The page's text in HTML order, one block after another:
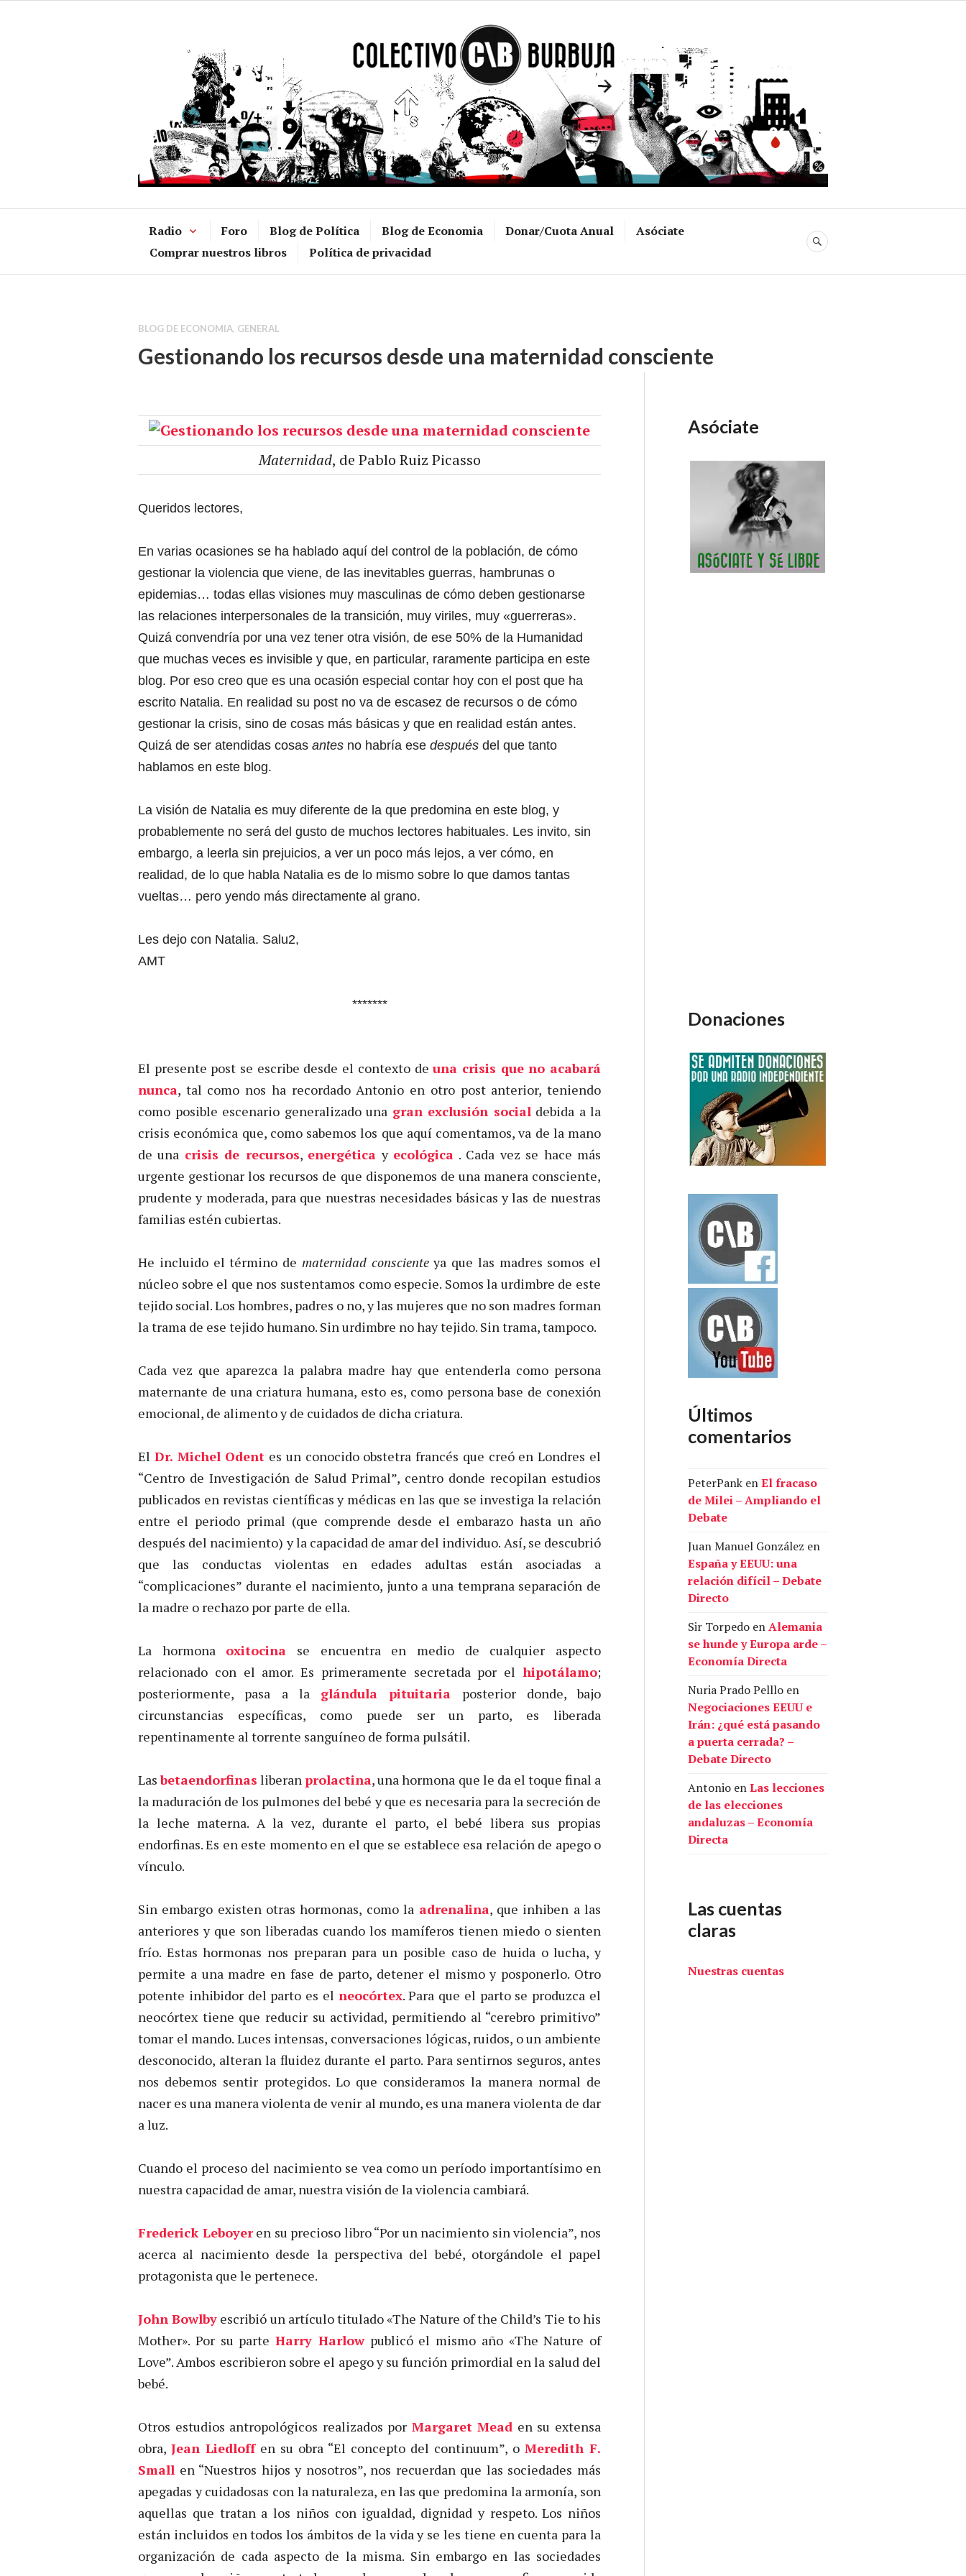
Radio Foro Blog de Política Blog de Economia Donar/Cuota Anual
Asóciate
Comprar nuestros libros
Política de privacidad
BUSCAR
BLOG DE ECONOMIA, GENERAL
Gestionando los recursos desde una maternidad consciente
Maternidad, de Pablo Ruiz Picasso
Queridos lectores,
En varias ocasiones se ha hablado aquí del control de la población, de cómo
gestionar la violencia que viene, de las inevitables guerras, hambrunas o
epidemias… todas ellas visiones muy masculinas de cómo deben gestionarse
las relaciones interpersonales de la transición, muy viriles, muy «guerreras».
Quizá convendría por una vez tener otra visión, de ese 50% de la Humanidad
que muchas veces es invisible y que, en particular, raramente participa en este
blog. Por eso creo que es una ocasión especial contar hoy con el post que ha
escrito Natalia. En realidad su post no va de escasez de recursos o de cómo
gestionar la crisis, sino de cosas más básicas y que en realidad están antes.
Quizá de ser atendidas cosas antes no habría ese después del que tanto
hablamos en este blog.
La visión de Natalia es muy diferente de la que predomina en este blog, y
probablemente no será del gusto de muchos lectores habituales. Les invito, sin
embargo, a leerla sin prejuicios, a ver un poco más lejos, a ver cómo, en
realidad, de lo que habla Natalia es de lo mismo sobre lo que damos tantas
vueltas… pero yendo más directamente al grano.
Les dejo con Natalia. Salu2,
AMT
*******
El presente post se escribe desde el contexto deuna crisis que no acabará
nunca, tal como nos ha recordado Antonio en otro post anterior, teniendo
como posible escenario generalizado una gran exclusión social debida a la
crisis económica que, como sabemos los que aquí comentamos, va de la mano
de una crisis de recursos, energética y ecológica . Cada vez se hace más
urgente gestionar los recursos de que disponemos de una manera consciente,
prudente y moderada, para que nuestras necesidades básicas y las de nuestras
familias estén cubiertas.
He incluido el término de maternidad conscienteya que las madres somos el
núcleo sobre el que nos sustentamos como especie. Somos la urdimbre de este
tejido social. Los hombres, padres o no, y las mujeres que no son madres forman
la trama de ese tejido humano. Sin urdimbre no hay tejido. Sin trama, tampoco.
Cada vez que aparezca la palabra madre hay que entenderla como persona
maternante de una criatura humana, esto es, como persona base de conexión
emocional, de alimento y de cuidados de dicha criatura.
El Dr. Michel Odent es un conocido obstetra francés que creó en Londres el
“Centro de Investigación de Salud Primal”, centro donde recopilan estudios
publicados en revistas científicas y médicas en las que se investiga la relación
entre el periodo primal (que comprende desde el embarazo hasta un año
después del nacimiento) y la capacidad de amar del individuo. Así, se descubrió
que las conductas violentas en edades adultas están asociadas a
“complicaciones” durante el nacimiento, junto a una temprana separación de
la madre o rechazo por parte de ella.
La hormona oxitocina se encuentra en medio de cualquier aspecto
relacionado con el amor. Es primeramente secretada por el hipotálamo;
posteriormente, pasa a la glándula pituitaria posterior donde, bajo
circunstancias específicas, como puede ser un parto, es liberada
repentinamente al torrente sanguíneo de forma pulsátil.
Lasbetaendorfinas liberan prolactina, una hormona que le da el toque final a
la maduración de los pulmones del bebé y que es necesaria para la secreción de
la leche materna. A la vez, durante el parto, el bebé libera sus propias
endorfinas. Es en este momento en el que se establece esa relación de apego o
vínculo.
Sin embargo existen otras hormonas, como la adrenalina, que inhiben a las
anteriores y que son liberadas cuando los mamíferos tienen miedo o sienten
frío. Estas hormonas nos preparan para un posible caso de huida o lucha, y
permite a una madre en fase de parto, detener el mismo y posponerlo. Otro
potente inhibidor del parto es el neocórtex. Para que el parto se produzca el
neocórtex tiene que reducir su actividad, permitiendo al “cerebro primitivo”
tomar el mando. Luces intensas, conversaciones lógicas, ruidos, o un ambiente
desconocido, alteran la fluidez durante el parto. Para sentirnos seguros, antes
nos debemos sentir protegidos. Lo que consideramos la manera normal de
nacer es una manera violenta de venir al mundo, es una manera violenta de dar
a luz.
Cuando el proceso del nacimiento se vea como un período importantísimo en
nuestra capacidad de amar, nuestra visión de la violencia cambiará.
Frederick Leboyeren su precioso libro “Por un nacimiento sin violencia”, nos
acerca al nacimiento desde la perspectiva del bebé, otorgándole el papel
protagonista que le pertenece.
John Bowlby escribió un artículo titulado «The Nature of the Child’s Tie to his
Mother». Por su parte Harry Harlowpublicó el mismo año «The Nature of
Love”. Ambos escribieron sobre el apego y su función primordial en la salud del
bebé.
Otros estudios antropológicos realizados por Margaret Mead en su extensa
obra, Jean Liedloffen su obra “El concepto del continuum”, o Meredith F.
Small en “Nuestros hijos y nosotros”, nos recuerdan que las sociedades más
apegadas y cuidadosas con la naturaleza, en las que predomina la armonía, son
aquellas que tratan a los niños con igualdad, dignidad y respeto. Los niños
están incluidos en todos los ámbitos de la vida y se les tiene en cuenta para la
organización de cada aspecto de la misma. Sin embargo en las sociedades
Asóciate
Donaciones
Últimos
comentarios
PeterPank enEl fracaso
de Milei – Ampliando el
Debate
Juan Manuel González en
España y EEUU: una
relación difícil – Debate
Directo
Sir Torpedo enAlemania
se hunde y Europa arde –
Economía Directa
Nuria Prado Pelllo en
Negociaciones EEUU e
Irán: ¿qué está pasando
a puerta cerrada? –
Debate Directo
Antonio enLas lecciones
de las elecciones
andaluzas – Economía
Directa
Las cuentas
claras
Nuestras cuentas